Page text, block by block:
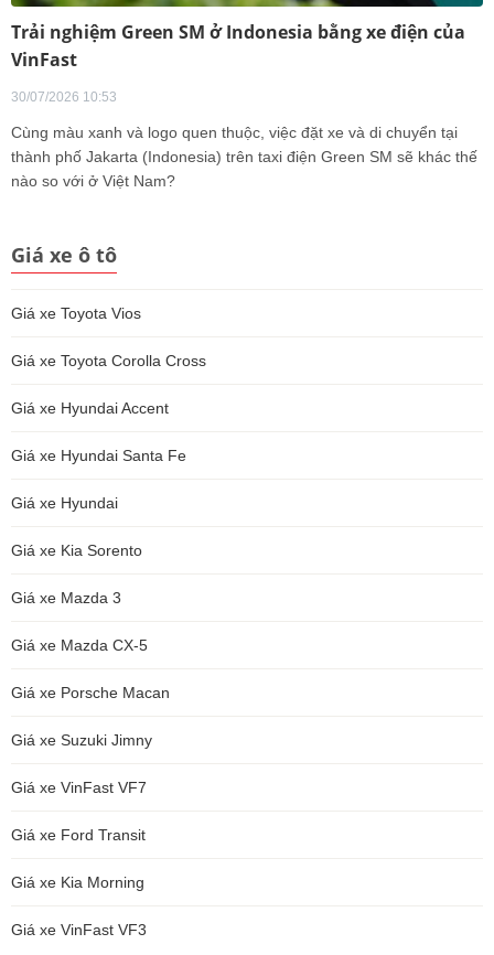
Trải nghiệm Green SM ở Indonesia bằng xe điện của
VinFast
30/07/2026 10:53
Cùng màu xanh và logo quen thuộc, việc đặt xe và di chuyển tại
thành phố Jakarta (Indonesia) trên taxi điện Green SM sẽ khác thế
nào so với ở Việt Nam?
Giá xe ô tô
Giá xe Toyota Vios
Giá xe Toyota Corolla Cross
Giá xe Hyundai Accent
Giá xe Hyundai Santa Fe
Giá xe Hyundai
Giá xe Kia Sorento
Giá xe Mazda 3
Giá xe Mazda CX-5
Giá xe Porsche Macan
Giá xe Suzuki Jimny
Giá xe VinFast VF7
Giá xe Ford Transit
Giá xe Kia Morning
Giá xe VinFast VF3